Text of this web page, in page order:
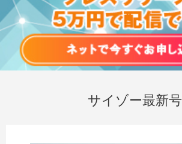
サイゾー最新号